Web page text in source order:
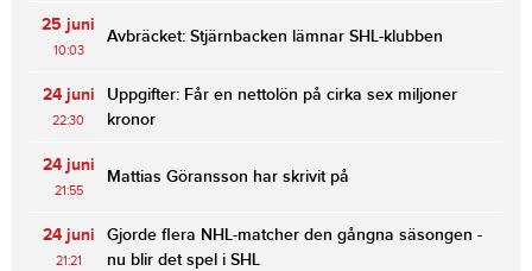
25 juni
10:03
Avbräcket: Stjärnbacken lämnar SHL-klubben
24 juni
22:30
Uppgifter: Får en nettolön på cirka sex miljoner
kronor
24 juni
21:55
Mattias Göransson har skrivit på
24 juni
21:21
Gjorde flera NHL-matcher den gångna säsongen -
nu blir det spel i SHL